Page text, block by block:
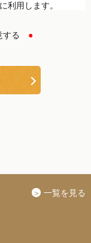
利用します。
採用通知後速や
去について
消去のご請求を
させていただい
する ●
一覧を見る